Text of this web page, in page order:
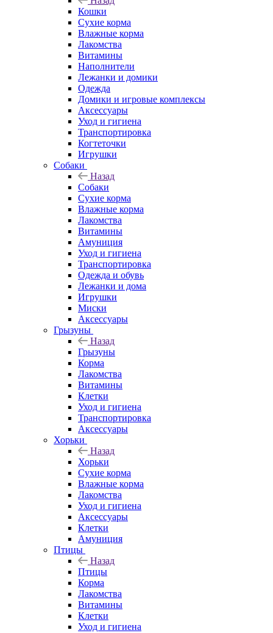
Кошки
Сухие корма
Влажные корма
Лакомства
Витамины
Наполнители
Лежанки и домики
Одежда
Домики и игровые комплексы
Аксессуары
Уход и гигиена
Транспортировка
Когтеточки
Игрушки
Собаки
Назад
Собаки
Сухие корма
Влажные корма
Лакомства
Витамины
Амуниция
Уход и гигиена
Транспортировка
Одежда и обувь
Лежанки и дома
Игрушки
Миски
Аксессуары
Грызуны
Назад
Грызуны
Корма
Лакомства
Витамины
Клетки
Уход и гигиена
Транспортировка
Аксессуары
Хорьки
Назад
Хорьки
Сухие корма
Влажные корма
Лакомства
Уход и гигиена
Аксессуары
Клетки
Амуниция
Птицы
Назад
Птицы
Корма
Лакомства
Витамины
Клетки
Уход и гигиена